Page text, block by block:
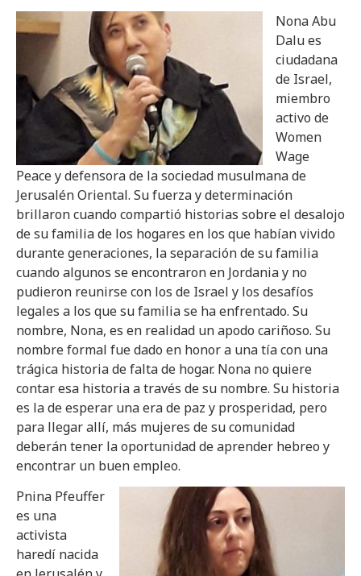
Nona Abu
Dalu es
ciudadana
de Israel,
miembro
activo de
Women
Wage
Peace y defensora de la sociedad musulmana de
Jerusalén Oriental. Su fuerza y determinación
brillaron cuando compartió historias sobre el desalojo
de su familia de los hogares en los que habían vivido
durante generaciones, la separación de su familia
cuando algunos se encontraron en Jordania y no
pudieron reunirse con los de Israel y los desafíos
legales a los que su familia se ha enfrentado. Su
nombre, Nona, es en realidad un apodo cariñoso. Su
nombre formal fue dado en honor a una tía con una
trágica historia de falta de hogar. Nona no quiere
contar esa historia a través de su nombre. Su historia
es la de esperar una era de paz y prosperidad, pero
para llegar allí, más mujeres de su comunidad
deberán tener la oportunidad de aprender hebreo y
encontrar un buen empleo.
Pnina Pfeuffer
es una
activista
haredí nacida